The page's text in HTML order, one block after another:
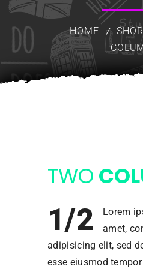
HOME
TWO
1/2
Lorem
amet,
adipisicing elit, sed
esse eiusmod